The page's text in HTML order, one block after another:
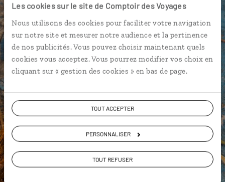
Les cookies sur le site de Comptoir des Voyages
Nous utilisons des cookies pour faciliter votre navigation
sur notre site et mesurer notre audience et la pertinence
de nos publicités. Vous pouvez choisir maintenant quels
cookies vous acceptez. Vous pourrez modifier vos choix en
cliquant sur « gestion des cookies » en bas de page.
TOUT ACCEPTER
PERSONNALISER
TOUT REFUSER
Une envie de voyage
particulière ?
Colombo Demoiselles de Sigiriya Kandy
Colombo